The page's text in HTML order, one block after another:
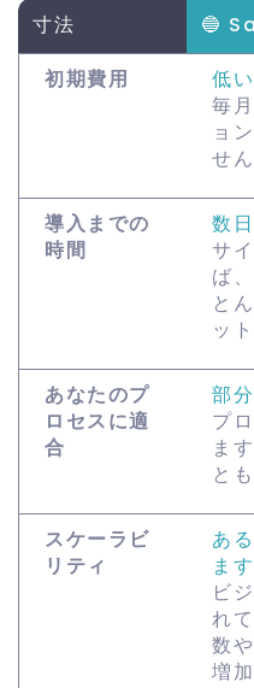
寸法
🔵
初期費用
低
毎
ョ
せん
導入までの
時間
数
サ
ば
と
ッ
あなたのプ
ロセスに適
合
部分
プ
ま
と
スケーラビ
リティ
あ
ます
ビ
れ
数
増